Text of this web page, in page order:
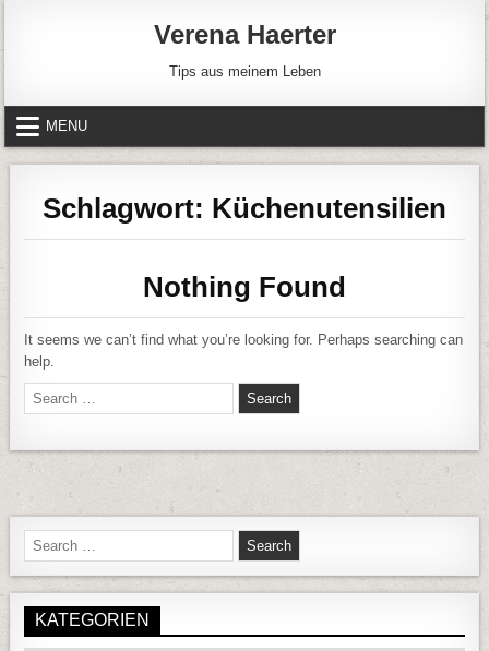
Verena Haerter
Tips aus meinem Leben
MENU
Schlagwort: Küchenutensilien
Nothing Found
It seems we can’t find what you’re looking for. Perhaps searching can
help.
Search for:
Search for:
KATEGORIEN